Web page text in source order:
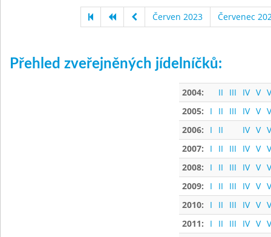
Červen 2023 Červenec
Přehled zveřejněných jídelníčků:
2004: II III IV V
2005:
I II III IV V
2006:
I II IV V
2007:
I II III IV V
2008:
I II III IV V
2009:
I II III IV V
2010:
I II III IV V
2011:
I II III IV V